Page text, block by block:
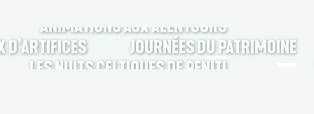
ANIMATIONS AUX ALENTOURS
D’ARTIFICES JOURNÉES DU PATRIMOINE
LES NUITS CELTIQUES DE PENITI